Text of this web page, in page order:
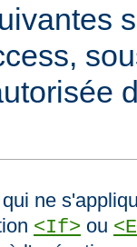
ne
<If> ou